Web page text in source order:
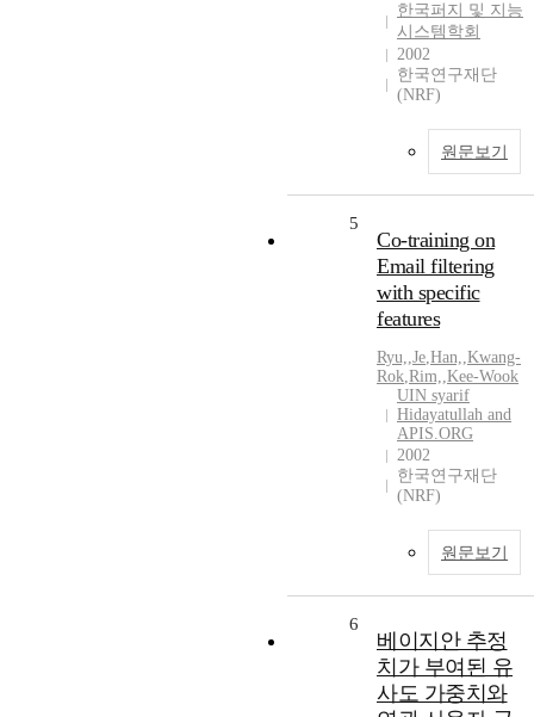
한국퍼지 및 지능
시스템학회
2002
한국연구재단
(NRF)
원문보기
5
Co-training on
Email filtering
with specific
features
Ryu,,Je,Han,,Kwang-
Rok,Rim,,Kee-Wook
UIN syarif
Hidayatullah and
APIS.ORG
2002
한국연구재단
(NRF)
원문보기
6
베이지안 추정
치가 부여된 유
사도 가중치와